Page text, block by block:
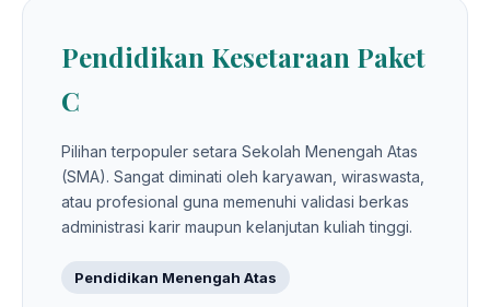
Pendidikan Kesetaraan Paket
C
Pilihan terpopuler setara Sekolah Menengah Atas
(SMA). Sangat diminati oleh karyawan, wiraswasta,
atau profesional guna memenuhi validasi berkas
administrasi karir maupun kelanjutan kuliah tinggi.
Pendidikan Menengah Atas